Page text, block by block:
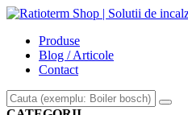
Produse
Blog / Articole
Contact